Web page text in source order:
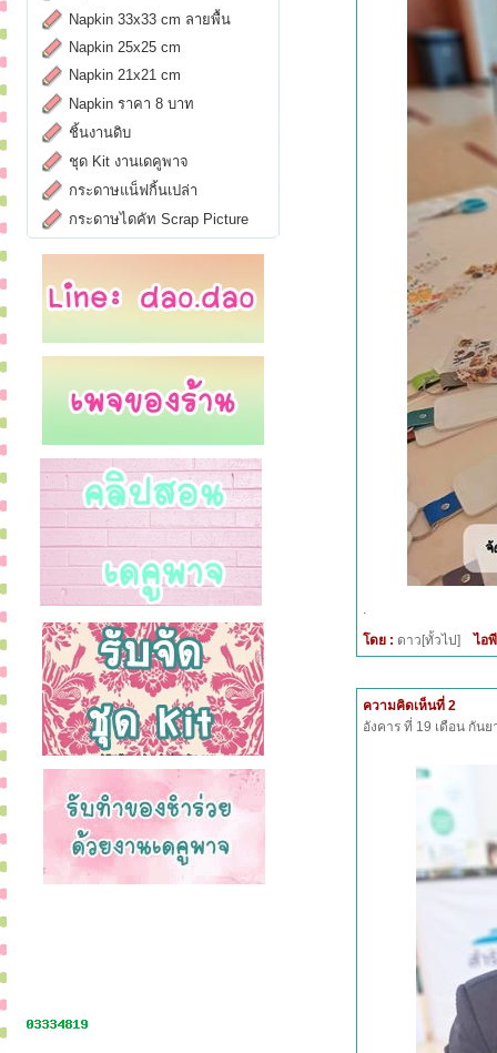
Napkin 33x33 cm ลายพื้น
Napkin 25x25 cm
Napkin 21x21 cm
Napkin ราคา 8 บาท
ชิ้นงานดิบ
ชุด Kit งานเดคูพาจ
กระดาษแน็ฟกิ้นเปล่า
กระดาษไดคัท Scrap Picture
.
โดย : ดาว[ทั้วไป] ไอ
ความคิดเห็นที่ 2
อังคาร ที่ 19 เดือน กัน